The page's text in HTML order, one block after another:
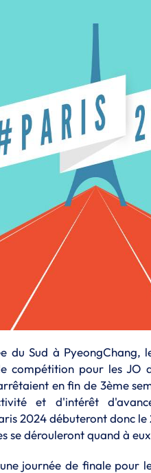
du Sud à PyeongChang,
compétition pour les JO
en fin de 3ème
et d'intérêt
2024 débuteront donc
se dérouleront quand à
journée de finale pour